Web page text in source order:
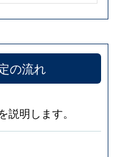
の流れ
明します。